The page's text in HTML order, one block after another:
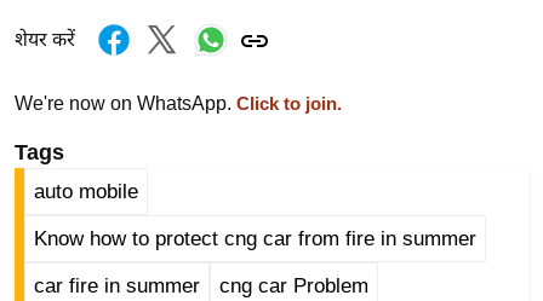
स
क्षा
B
a
शेयर करें
We're now on WhatsApp. Click to join.
Tags
auto mobile
Know how to protect cng car from fire in summer
car fire in summer cng car Problem